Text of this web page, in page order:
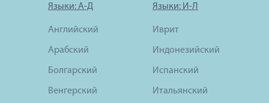
Языки: А-Д
Английский
Арабский
Болгарский
Венгерский
Языки: И-Л
Иврит
Индонезийский
Испанский
Итальянский